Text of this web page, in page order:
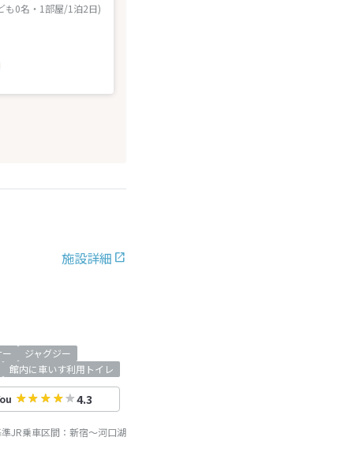
も0名・1部屋/1泊2日)
施設詳細
ジャグジー
館内に車いす利用トイレ
4.3
JR乗車区間： 新宿～河口湖